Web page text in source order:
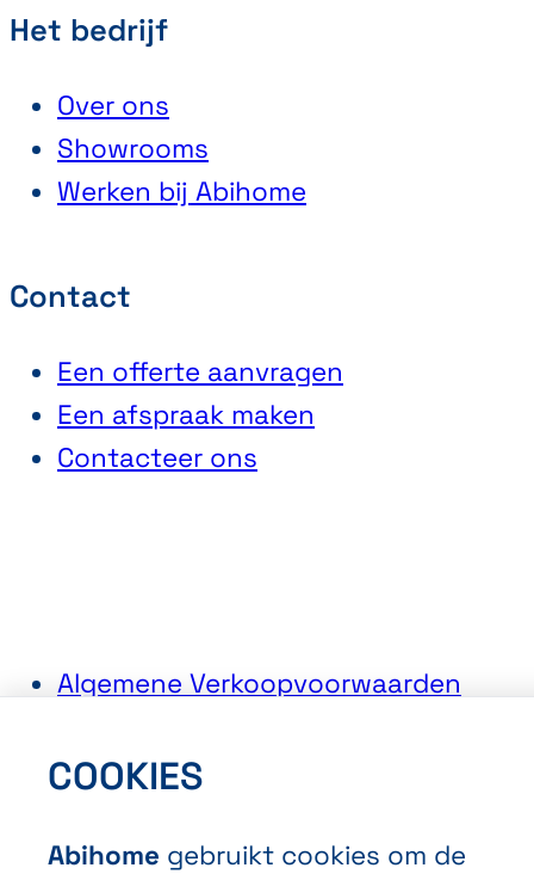
Algemene Verkoopvoorwaarden
Cookies
Het bedrijf
Over ons
Showrooms
Werken bij Abihome
Contact
Een offerte aanvragen
Een afspraak maken
Contacteer ons
COOKIES
Abihome gebruikt cookies om de